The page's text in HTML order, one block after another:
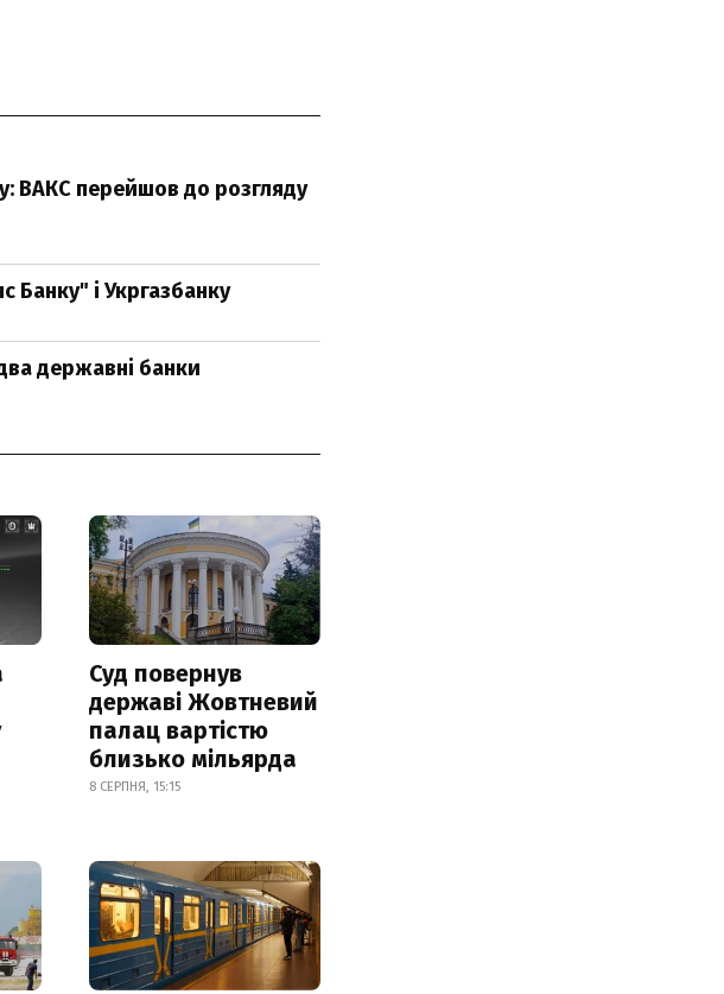
ВАКС перейшов до розгляду
і Укргазбанку
державні банки
Суд повернув
державі Жовтневий
палац вартістю
близько мільярда
8 СЕРПНЯ, 15:15